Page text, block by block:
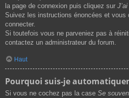
la page de connexion puis cliquez sur
Suivez les instructions énoncées et vous
connecter.
Si toutefois vous ne parveniez pas à
contactez un administrateur du forum.
Haut
Pourquoi suis-je
Si vous ne cochez pas la case Se